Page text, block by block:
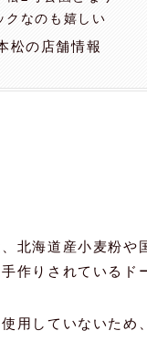
クなのも嬉しい
松の店舗情報
北海道産小麦粉や
作りされているド
用していないため